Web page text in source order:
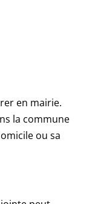
en mairie.
la commune
ou sa